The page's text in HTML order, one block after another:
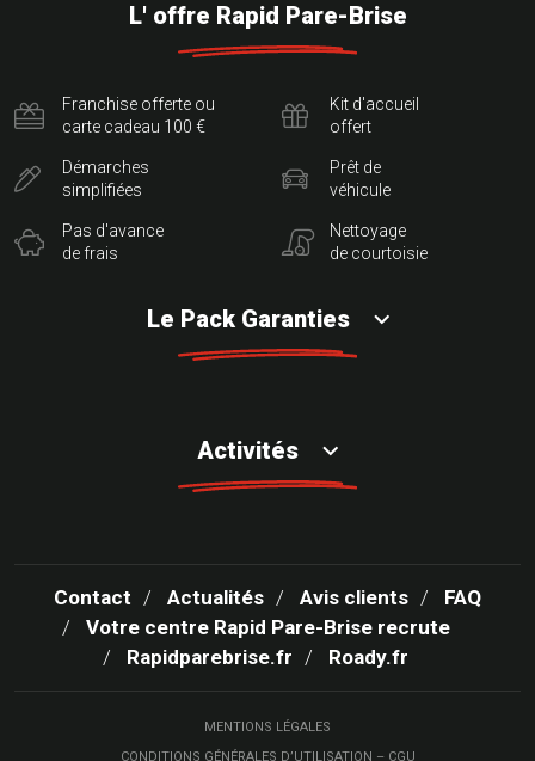
L' offre Rapid Pare-Brise
Franchise offerte ou
carte cadeau 100 €
Démarches
simplifiées
Pas d'avance
de frais
Kit d'accueil
offert
Prêt de
véhicule
Nettoyage
de courtoisie
Le Pack Garanties
Activités
Contact Actualités Avis clients
FAQ
Votre centre Rapid Pare-Brise recrute
Rapidparebrise.fr
Roady.fr
MENTIONS LÉGALES
CONDITIONS GÉNÉRALES D’UTILISATION – CGU